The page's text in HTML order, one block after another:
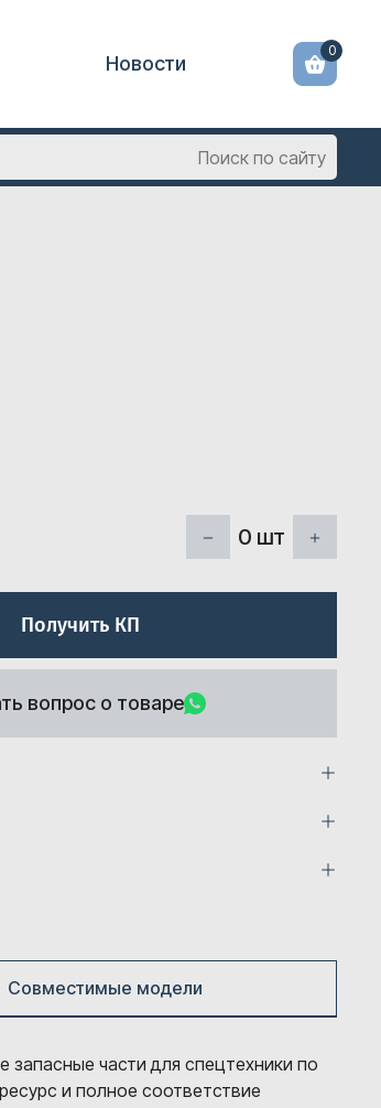
Новости
0
0 шт
Получить КП
вопрос о товаре
Совместимые модели
части для спецтехники по
и полное соответствие